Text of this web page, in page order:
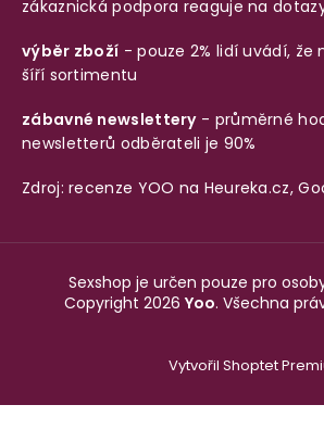
zákaznická podpora reaguje na
výběr zboží - pouze 2% lidí uvádí, že
šíří sortimentu
zábavné newslettery- průměrné
newsletterů odběrateli je 90%
Zdroj: recenze YOO na Heureka.cz,
Vytvořil Shoptet
Sexshop je určen pouze pro
Copyright 2026 Yoo. Všechna